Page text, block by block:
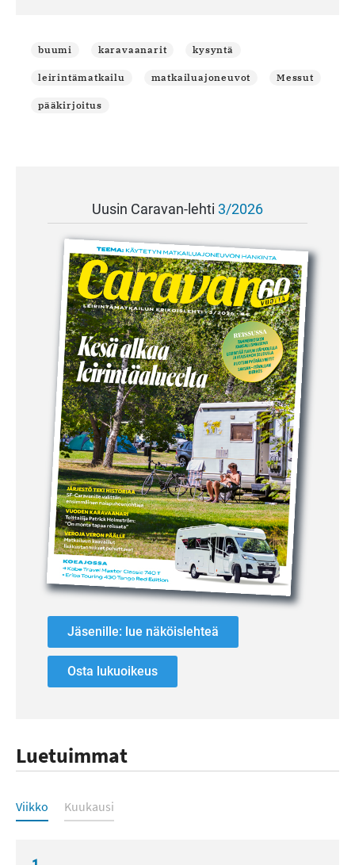
buumi karavaanarit kysyntä
leirintämatkailu matkailuajoneuvot Messut
pääkirjoitus
Uusin Caravan-lehti 3/2026
Jäsenille: lue näköislehteä
Osta lukuoikeus
Luetuimmat
Luetuimmat
Viikko Kuukausi